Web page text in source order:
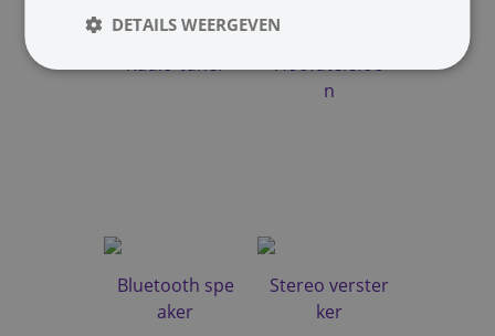
Radio-tuner
Hoofdtelefoo
n
Bluetooth spe
aker
Stereo verster
ker
DETAILS WEERGEVEN